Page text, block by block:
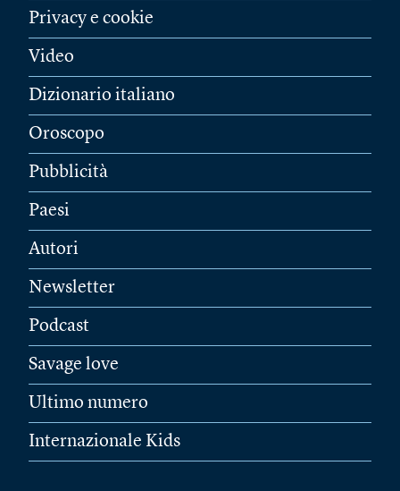
Privacy e cookie
Video
Dizionario italiano
Oroscopo
Pubblicità
Paesi
Autori
Newsletter
Podcast
Savage love
Ultimo numero
Internazionale Kids